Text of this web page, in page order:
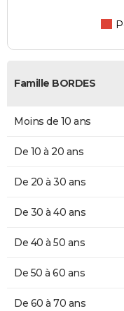
Famille BORDES
Moins de 10 ans
De 10 à 20 ans
De 20 à 30 ans
De 30 à 40 ans
De 40 à 50 ans
De 50 à 60 ans
De 60 à 70 ans